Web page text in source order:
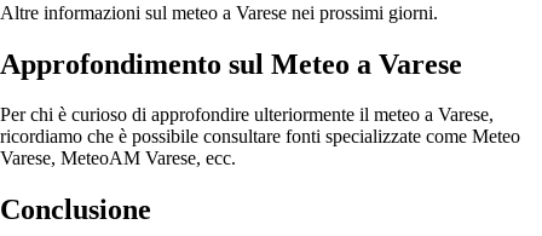
Altre informazioni sul meteo a Varese nei prossimi giorni.
Approfondimento sul Meteo a Varese
Per chi è curioso di approfondire ulteriormente il meteo a Varese,
ricordiamo che è possibile consultare fonti specializzate come Meteo
Varese, MeteoAM Varese, ecc.
Conclusione